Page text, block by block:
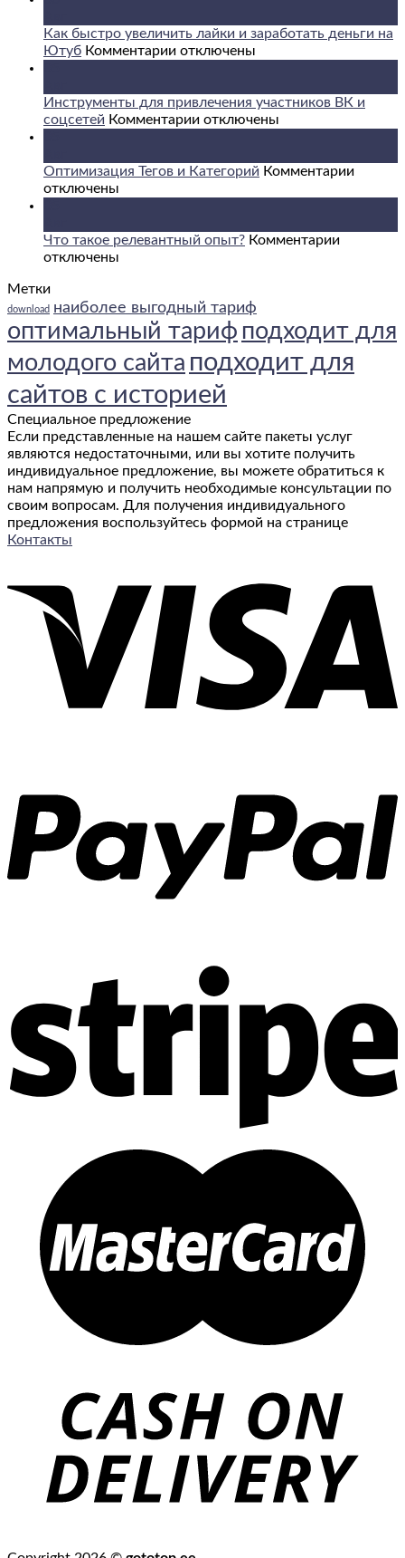
Как быстро увеличить лайки и заработать деньги на
Ютуб Комментарии к
быстро
увеличить
заработать
отключены
Инструменты для привлечения участников ВК и
соцсетей Комментарии к
для
и
отключены
Оптимизация Тегов и Категорий Комментарии
отключены
Что такое релевантный опыт? Комментарии
опыт?
отключены
Метки
download наиболее выгодный тариф
оптимальный тариф подходит для
молодого сайта подходит для
сайтов с историей
Специальное предложение
Если представленные на нашем сайте пакеты услуг
являются недостаточными, или вы хотите получить
индивидуальное предложение, вы можете обратиться к
нам напрямую и получить необходимые консультации по
своим вопросам. Для получения индивидуального
предложения воспользуйтесь формой на странице
Контакты